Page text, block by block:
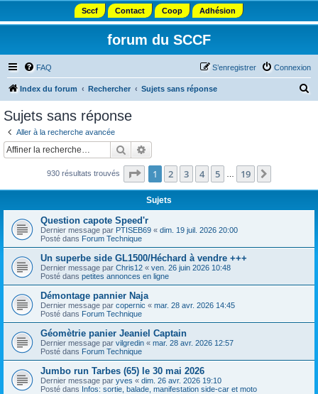
Sccf Contact Coop Adhésion
forum du SCCF
FAQ Connexion
S’enregistrer
Index du forum Rechercher Sujets sans réponse
c
Sujets sans réponse
Aller à la recherche avancée
Rechercher
930 résultats trouvés Page 1sur19
1 2 3 4 5 19
Sujets
Question capote Speed'r
Dernier message par PTISEB69 « dim. 19 juil. 2026 20:00
Posté dans Forum Technique
Un superbe side GL1500/Héchard à vendre +++
Dernier message par Chris12 « ven. 26 juin 2026 10:48
Posté dans petites annonces en ligne
Démontage pannier Naja
Dernier message par copernic « mar. 28 avr. 2026 14:45
Posté dans Forum Technique
Géomètrie panier Jeaniel Captain
Dernier message par vilgredin « mar. 28 avr. 2026 12:57
Posté dans Forum Technique
Jumbo run Tarbes (65) le 30 mai 2026
Dernier message par yves « dim. 26 avr. 2026 19:10
Posté dans Infos: sortie, balade, manifestation side-car et moto